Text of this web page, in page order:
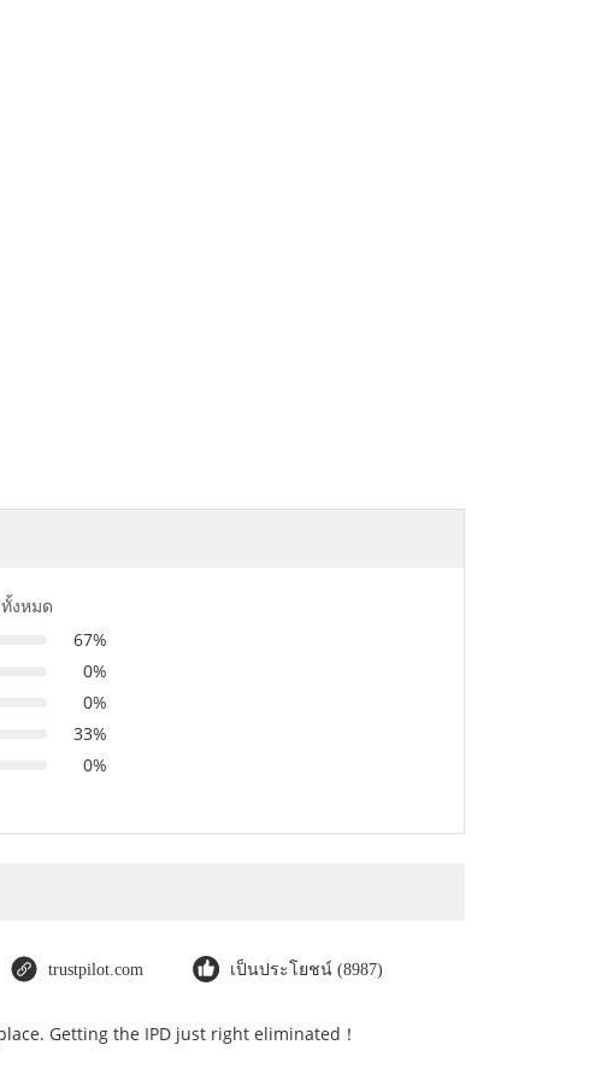
งหมด
67%
0%
0%
33%
0%
trustpilot.com เป็นประโยชน์ (8987)
Getting the IPD just right eliminated！